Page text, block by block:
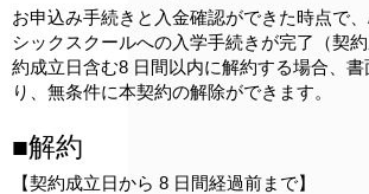
お申込み手続きと入金確認ができた時点で
シックスクールへの入学手続きが完了（契
約成立日含む8 日間以内に解約する場合、書
り、無条件に本契約の解除ができます。
■解約
【契約成立日から 8 日間経過前まで】